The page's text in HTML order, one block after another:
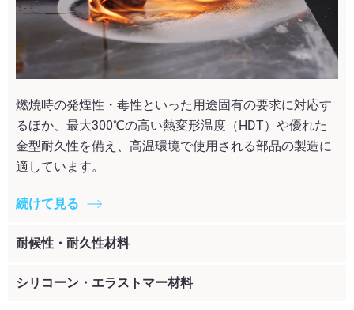
燃焼時の発煙性・毒性といった用途固有の要求に対応す
るほか、最大300℃の高い熱変形温度（HDT）や優れた
金型耐久性を備え、高温環境で使用される部品の製造に
適しています。
続けて見る
耐候性・耐久性材料
シリコーン・エラストマー材料